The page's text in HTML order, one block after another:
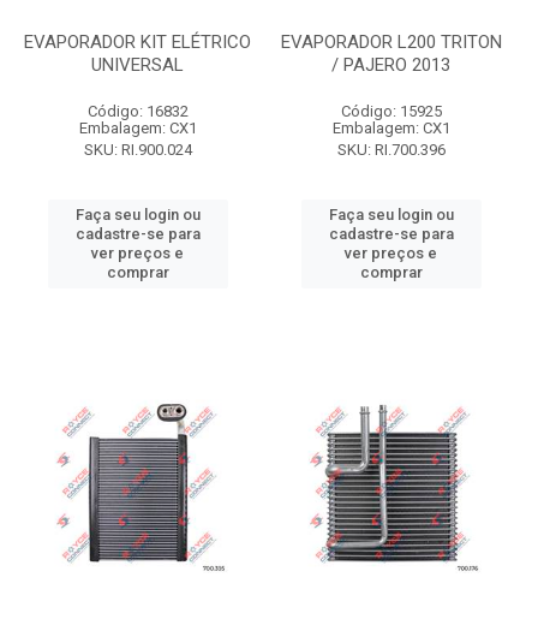
EVAPORADOR KIT ELÉTRICO
UNIVERSAL
Código: 16832
Embalagem: CX1
SKU: RI.900.024
Faça seu login ou
cadastre-se para
ver preços e
comprar
EVAPORADOR L200 TRITON
/ PAJERO 2013
Código: 15925
Embalagem: CX1
SKU: RI.700.396
Faça seu login ou
cadastre-se para
ver preços e
comprar